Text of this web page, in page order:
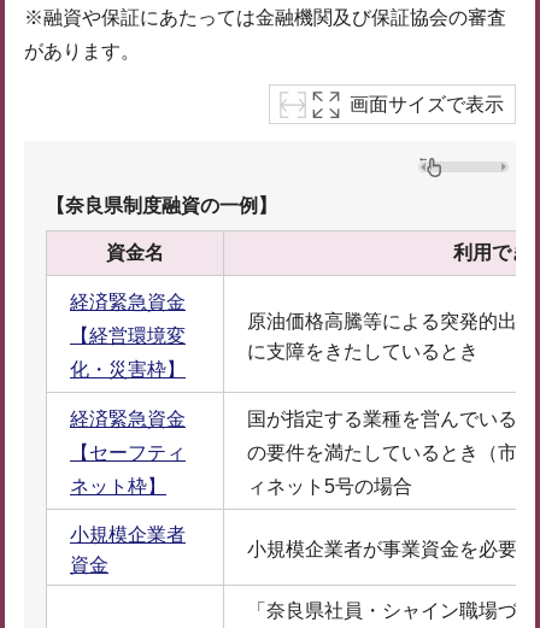
※融資や保証にあたっては金融機関及び保証協会の審査
があります。
画面サイズで表示
【奈良県制度融資の一例】
資金名 利用でき
経済緊急資金
【経営環境変
化・災害枠】
原油価格高騰等による突発的出
に支障をきたしているとき
経済緊急資金
【セーフティ
ネット枠】
国が指定する業種を営んでいる
の要件を満たしているとき（市
ィネット5号の場合
小規模企業者
資金
小規模企業者が事業資金を必要
「奈良県社員・シャイン職場づ